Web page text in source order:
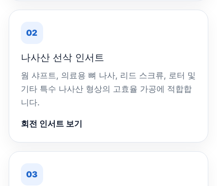
02
나사산 선삭 인서트
웜 샤프트, 의료용 뼈 나사, 리드 스크류, 로터 및
기타 특수 나사산 형상의 고효율 가공에 적합합
니다.
회전 인서트 보기
03